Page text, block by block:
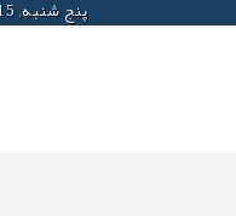
پنج شنبه, 15 مرداد 1405